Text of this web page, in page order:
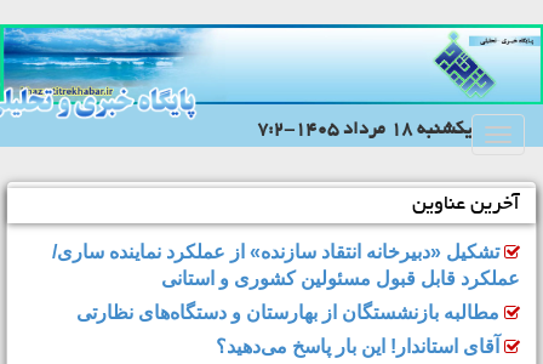
Toggleيکشنبه 18 مرداد 1405-7:2
آخرین عناوین
تشکیل «دبیرخانه انتقاد سازنده» از عملکرد نماینده ساری/
عملکرد قابل قبول مسئولین کشوری و استانی
مطالبه بازنشستگان از بهارستان و دستگاه‌های نظارتی
آقای استاندار! این بار پاسخ می‌دهید؟